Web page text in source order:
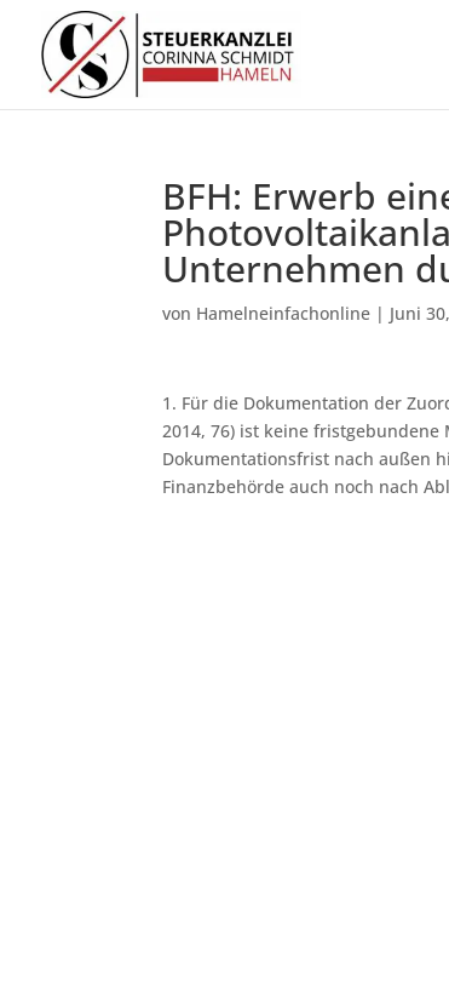
BFH: Erwerb
Unternehmen
von Hamelneinfachonline | Juni
1. Für die Dokumentation der
2014, 76) ist keine
Dokumentationsfrist nach außen
Finanzbehörde auch noch nach